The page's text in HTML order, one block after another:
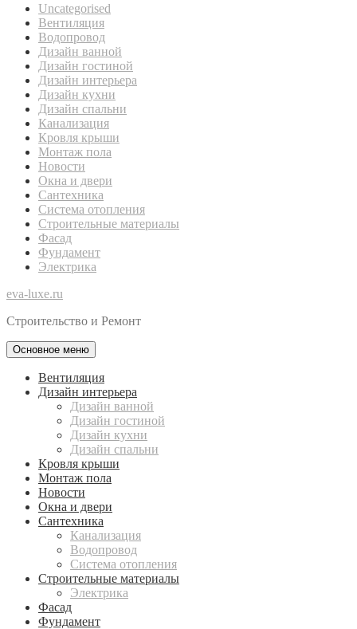
Uncategorised
Вентиляция
Водопровод
Дизайн ванной
Дизайн гостиной
Дизайн интерьера
Дизайн кухни
Дизайн спальни
Канализация
Кровля крыши
Монтаж пола
Новости
Окна и двери
Сантехника
Система отопления
Строительные материалы
Фасад
Фундамент
Электрика
eva-luxe.ru
Строительство и Ремонт
Основное меню
Вентиляция
Дизайн интерьера
Дизайн ванной
Дизайн гостиной
Дизайн кухни
Дизайн спальни
Кровля крыши
Монтаж пола
Новости
Окна и двери
Сантехника
Канализация
Водопровод
Система отопления
Строительные материалы
Электрика
Фасад
Фундамент